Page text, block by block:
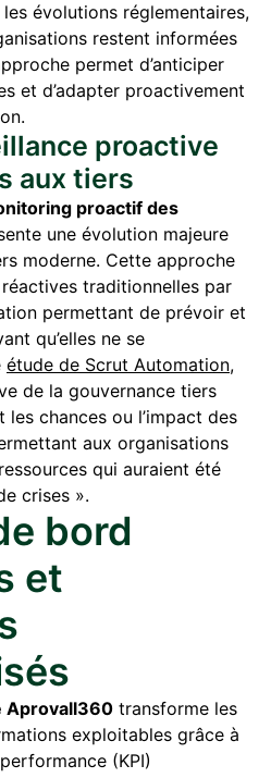
les évolutions réglementaires,
restent informées
permet d’anticiper
et d’adapter proactivement
proactive
aux tiers
proactif des
une évolution majeure
moderne. Cette approche
traditionnelles par
permettant de prévoir et
qu’elles ne se
étude de Scrut Automation,
de la gouvernance tiers
chances ou l’impact des
aux organisations
qui auraient été
crises ».
bord
et
Aprovall360 transforme les
exploitables grâce à
(KPI)